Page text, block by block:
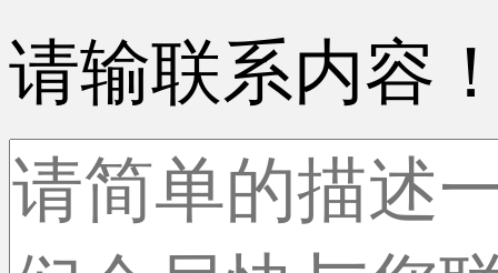
请输联系内容